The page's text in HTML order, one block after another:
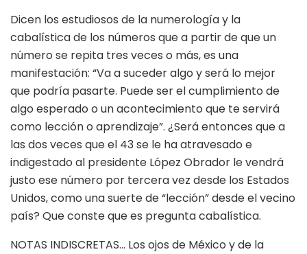
Dicen los estudiosos de la numerología y la
cabalística de los números que a partir de que un
número se repita tres veces o más, es una
manifestación: “Va a suceder algo y será lo mejor
que podría pasarte. Puede ser el cumplimiento de
algo esperado o un acontecimiento que te servirá
como lección o aprendizaje”. ¿Será entonces que a
las dos veces que el 43 se le ha atravesado e
indigestado al presidente López Obrador le vendrá
justo ese número por tercera vez desde los Estados
Unidos, como una suerte de “lección” desde el vecino
país? Que conste que es pregunta cabalística.
NOTAS INDISCRETAS… Los ojos de México y de la